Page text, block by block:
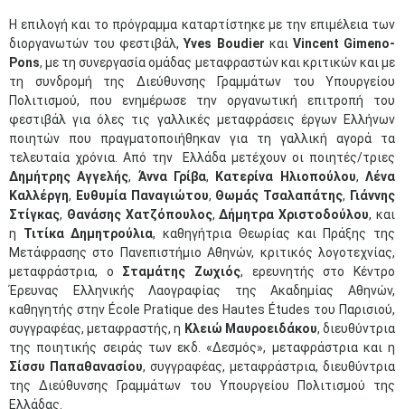
Η επιλογή και το πρόγραμμα καταρτίστηκε με την επιμέλεια των
διοργανωτών του φεστιβάλ,Yves Boudier και Vincent Gimeno-
Pons, με τη συνεργασία ομάδας μεταφραστών και κριτικών και με
τη συνδρομή της Διεύθυνσης Γραμμάτων του Υπουργείου
Πολιτισμού, που ενημέρωσε την οργανωτική επιτροπή του
φεστιβάλ για όλες τις γαλλικές μεταφράσεις έργων Ελλήνων
ποιητών που πραγματοποιήθηκαν για τη γαλλική αγορά τα
τελευταία χρόνια. Από την Ελλάδα μετέχουν οι ποιητές/τριες
Δημήτρης Αγγελής, Άννα Γρίβα, Κατερίνα Ηλιοπούλου,Λένα
Καλλέργη, Ευθυμία Παναγιώτου, Θωμάς Τσαλαπάτης, Γιάννης
Στίγκας, Θανάσης Χατζόπουλος, Δήμητρα Χριστοδούλου, και
η Τιτίκα Δημητρούλια, καθηγήτρια Θεωρίας και Πράξης της
Μετάφρασης στο Πανεπιστήμιο Αθηνών, κριτικός λογοτεχνίας,
μεταφράστρια, ο Σταμάτης Ζωχιός, ερευνητής στο Κέντρο
Έρευνας Ελληνικής Λαογραφίας της Ακαδημίας Αθηνών,
καθηγητής στην École Pratique des Hautes Études του Παρισιού,
συγγραφέας, μεταφραστής, η Κλειώ Μαυροειδάκου, διευθύντρια
της ποιητικής σειράς των εκδ. «Δεσμός», μεταφράστρια και η
Σίσσυ Παπαθανασίου, συγγραφέας, μεταφράστρια, διευθύντρια
της Διεύθυνσης Γραμμάτων του Υπουργείου Πολιτισμού της
Ελλάδας.​